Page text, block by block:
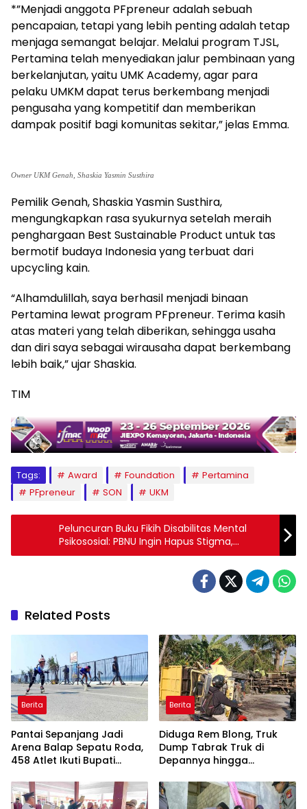
*”Menjadi anggota PFpreneur adalah sebuah
pencapaian, tetapi yang lebih penting adalah tetap
menjaga semangat belajar. Melalui program TJSL,
Pertamina telah menyediakan jalur pembinaan yang
berkelanjutan, yaitu UMK Academy, agar para
pelaku UMKM dapat terus berkembang menjadi
pengusaha yang kompetitif dan memberikan
dampak positif bagi komunitas sekitar,” jelas Emma.
Owner UKM Genah, Shaskia Yasmin Susthira
Pemilik Genah, Shaskia Yasmin Susthira,
mengungkapkan rasa syukurnya setelah meraih
penghargaan Best Sustainable Product untuk tas
bermotif budaya Indonesia yang terbuat dari
upcycling kain.
“Alhamdulillah, saya berhasil menjadi binaan
Pertamina lewat program PFpreneur. Terima kasih
atas materi yang telah diberikan, sehingga usaha
dan diri saya sebagai wirausaha dapat berkembang
lebih baik,” ujar Shaskia.
TIM
Tags: Award Foundation
Pertamina
PFpreneur
SON UKM
Peluncuran Buku Fikih Disabilitas Mental
Psikososial: PBNU Ingin Hapus Stigma,
Wujudkan Kesetaraan
Related Posts
Berita
Pantai Sepanjang Jadi
Arena Balap Sepatu Roda,
458 Atlet Ikuti Bupati
Berita
Diduga Rem Blong, Truk
Dump Tabrak Truk di
Depannya hingga
Patuk